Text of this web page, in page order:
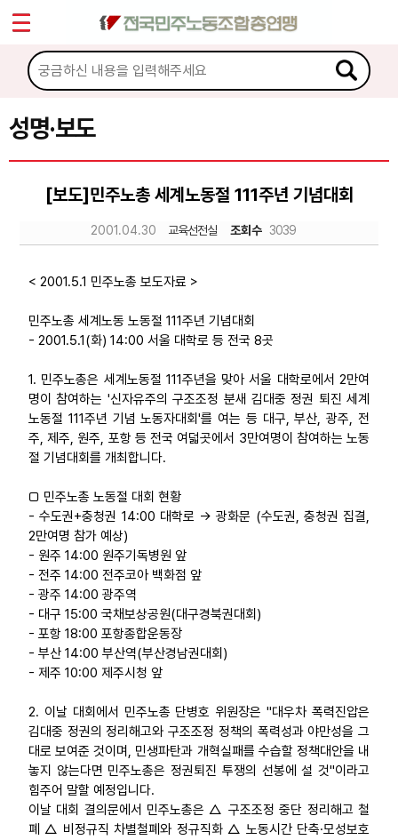
성명·보도
[보도]민주노총 세계노동절 111주년 기념대회
2001.04.30 교육선전실 조회수 3039
< 2001.5.1 민주노총 보도자료 >
민주노총 세계노동 노동절 111주년 기념대회
- 2001.5.1(화) 14:00 서울 대학로 등 전국 8곳
1. 민주노총은 세계노동절 111주년을 맞아 서울 대학로에서 2만여
명이 참여하는 '신자유주의 구조조정 분새 김대중 정권 퇴진 세계
노동절 111주년 기념 노동자대회'를 여는 등 대구, 부산, 광주, 전
주, 제주, 원주, 포항 등 전국 여덟곳에서 3만여명이 참여하는 노동
절 기념대회를 개최합니다.
□ 민주노총 노동절 대회 현황
- 수도권+충청권 14:00 대학로 → 광화문 (수도권, 충청권 집결,
2만여명 참가 예상)
- 원주 14:00 원주기독병원 앞
- 전주 14:00 전주코아 백화점 앞
- 광주 14:00 광주역
- 대구 15:00 국채보상공원(대구경북권대회)
- 포항 18:00 포항종합운동장
- 부산 14:00 부산역(부산경남권대회)
- 제주 10:00 제주시청 앞
2. 이날 대회에서 민주노총 단병호 위원장은 "대우차 폭력진압은
김대중 정권의 정리해고와 구조조정 정책의 폭력성과 야만성을 그
대로 보여준 것이며, 민생파탄과 개혁실패를 수습할 정책대안을 내
놓지 않는다면 민주노총은 정권퇴진 투쟁의 선봉에 설 것"이라고
힘주어 말할 예정입니다.
이날 대회 결의문에서 민주노총은 △ 구조조정 중단 정리해고 철
폐 △ 비정규직 차별철폐와 정규직화 △ 노동시간 단축·모성보호
마이페이지
소개
소식
공지사항
성명·보도
노동상담
자료
부설기관
업무
Sketchbook5, 스케치북5
Sketchbook5, 스케치북5